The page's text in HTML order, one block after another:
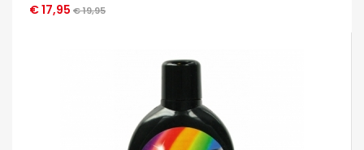
€ 17,95 € 19,95
OCCHIATA VELOCE